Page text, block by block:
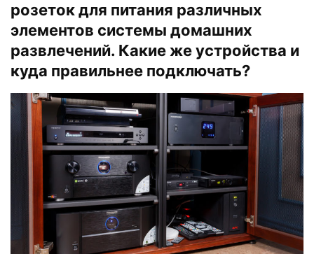
розеток для питания различных
элементов системы домашних
развлечений. Какие же устройства и
куда правильнее подключать?